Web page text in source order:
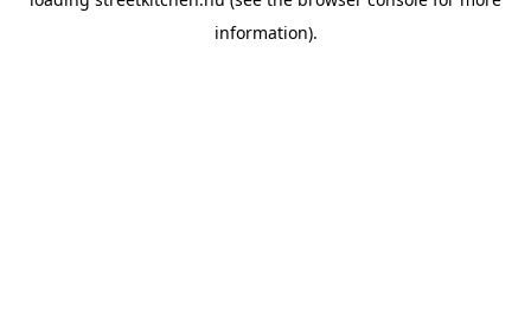
information).